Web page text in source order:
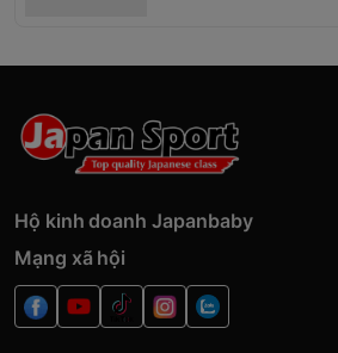
Hộ kinh doanh Japanbaby
Mạng xã hội